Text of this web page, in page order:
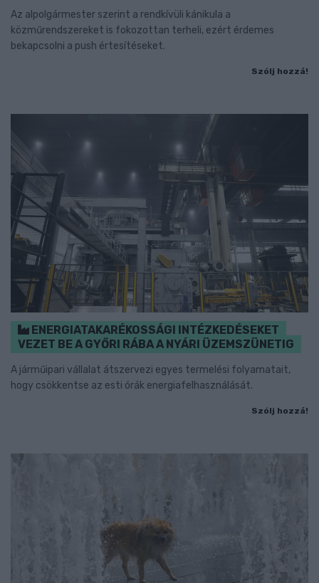
Az alpolgármester szerint a rendkívüli kánikula a
közműrendszereket is fokozottan terheli, ezért érdemes
bekapcsolni a push értesítéseket.
Szólj hozzá!
ENERGIATAKARÉKOSSÁGI INTÉZKEDÉSEKET
VEZET BE A GYŐRI RÁBA A NYÁRI ÜZEMSZÜNETIG
A járműipari vállalat átszervezi egyes termelési folyamatait,
hogy csökkentse az esti órák energiafelhasználását.
Szólj hozzá!